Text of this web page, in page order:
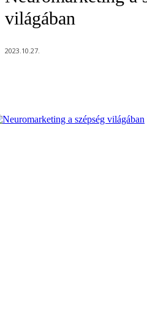
világában
2023.10.27.